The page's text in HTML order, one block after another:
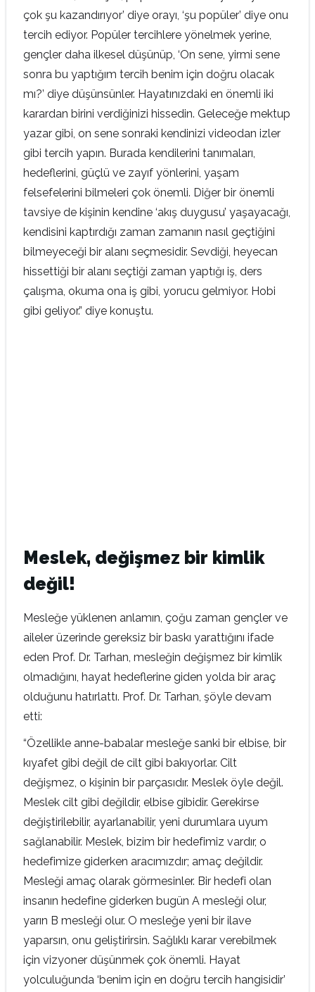
çok şu kazandırıyor’ diye orayı, ‘şu popüler’ diye onu
tercih ediyor. Popüler tercihlere yönelmek yerine,
gençler daha ilkesel düşünüp, ‘On sene, yirmi sene
sonra bu yaptığım tercih benim için doğru olacak
mı?’ diye düşünsünler. Hayatınızdaki en önemli iki
karardan birini verdiğinizi hissedin. Geleceğe mektup
yazar gibi, on sene sonraki kendinizi videodan izler
gibi tercih yapın. Burada kendilerini tanımaları,
hedeflerini, güçlü ve zayıf yönlerini, yaşam
felsefelerini bilmeleri çok önemli. Diğer bir önemli
tavsiye de kişinin kendine ‘akış duygusu’ yaşayacağı,
kendisini kaptırdığı zaman zamanın nasıl geçtiğini
bilmeyeceği bir alanı seçmesidir. Sevdiği, heyecan
hissettiği bir alanı seçtiği zaman yaptığı iş, ders
çalışma, okuma ona iş gibi, yorucu gelmiyor. Hobi
gibi geliyor.” diye konuştu.
Meslek, değişmez bir kimlik
değil!
Mesleğe yüklenen anlamın, çoğu zaman gençler ve
aileler üzerinde gereksiz bir baskı yarattığını ifade
eden Prof. Dr. Tarhan, mesleğin değişmez bir kimlik
olmadığını, hayat hedeflerine giden yolda bir araç
olduğunu hatırlattı. Prof. Dr. Tarhan, şöyle devam
etti:
“Özellikle anne-babalar mesleğe sanki bir elbise, bir
kıyafet gibi değil de cilt gibi bakıyorlar. Cilt
değişmez, o kişinin bir parçasıdır. Meslek öyle değil.
Meslek cilt gibi değildir, elbise gibidir. Gerekirse
değiştirilebilir, ayarlanabilir, yeni durumlara uyum
sağlanabilir. Meslek, bizim bir hedefimiz vardır, o
hedefimize giderken aracımızdır; amaç değildir.
Mesleği amaç olarak görmesinler. Bir hedefi olan
insanın hedefine giderken bugün A mesleği olur,
yarın B mesleği olur. O mesleğe yeni bir ilave
yaparsın, onu geliştirirsin. Sağlıklı karar verebilmek
için vizyoner düşünmek çok önemli. Hayat
yolculuğunda ‘benim için en doğru tercih hangisidir’